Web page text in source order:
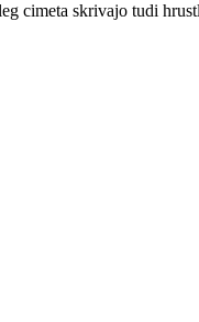
cimeta skrivajo tudi